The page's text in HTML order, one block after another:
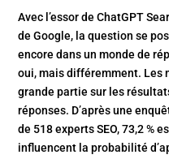
Avec l’essor de ChatGPT
de Google, la question se
encore dans un monde de
oui, mais différemment. Les
grande partie sur les
réponses. D’après une
de 518 experts SEO, 73,2 %
influencent la probabilité